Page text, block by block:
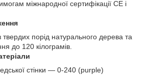
міжнародної сертифікації СЕ і
твердих порід натурального дерева та
до 120 кілограмів.
стінки — 0-240 (purple)